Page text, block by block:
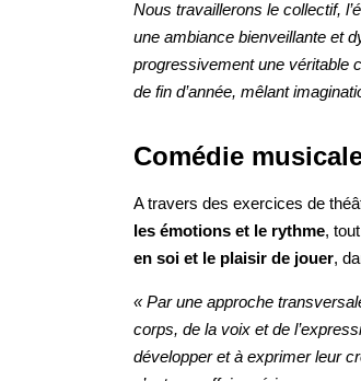
Nous travaillerons le collectif,
une ambiance bienveillante et
progressivement une véritable
de fin d’année, mêlant
Comédie
A travers des exercices de
les émotions et le rythme,
en soi et le plaisir de jouer,
« Par une approche
corps, de la voix et de
développer et à exprimer leur